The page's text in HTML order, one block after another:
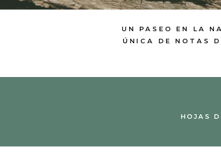
UN PASEO EN LA
ÚNICA DE NOTAS
HOJAS